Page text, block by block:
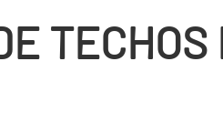
TECHOS